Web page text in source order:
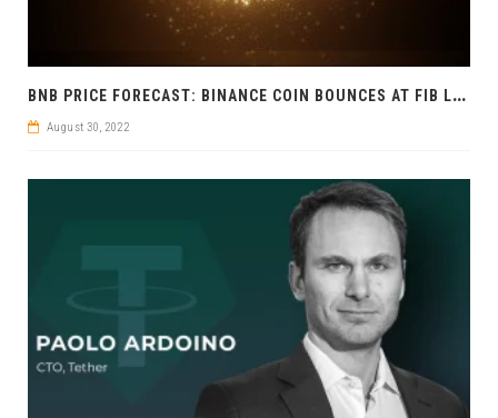
B
NB PRICE FORECAST: BINANCE COIN BOUNCES AT FIB LEVEL
August 30, 2022